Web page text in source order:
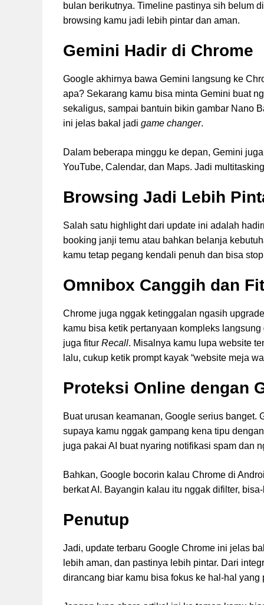
bulan berikutnya. Timeline pastinya sih belum
browsing kamu jadi lebih pintar dan aman.
Gemini Hadir di Chrome
Google akhirnya bawa Gemini langsung ke
apa? Sekarang kamu bisa minta Gemini buat
sekaligus, sampai bantuin bikin gambar Nano
ini jelas bakal jadi game changer.
Dalam beberapa minggu ke depan, Gemini
YouTube, Calendar, dan Maps. Jadi
Browsing Jadi Lebih
Salah satu highlight dari update ini adalah
booking janji temu atau bahkan belanja
kamu tetap pegang kendali penuh dan bisa
Omnibox Canggih dan
Chrome juga nggak ketinggalan ngasih
kamu bisa ketik pertanyaan kompleks
juga fitur Recall. Misalnya kamu lupa website
lalu, cukup ketik prompt kayak “website meja
Proteksi Online dengan
Buat urusan keamanan, Google serius
supaya kamu nggak gampang kena tipu
juga pakai AI buat nyaring notifikasi spam dan
Bahkan, Google bocorin kalau Chrome di
berkat AI. Bayangin kalau itu nggak difilter,
Penutup
Jadi, update terbaru Google Chrome ini jelas
lebih aman, dan pastinya lebih pintar. Dari
dirancang biar kamu bisa fokus ke hal-hal yang